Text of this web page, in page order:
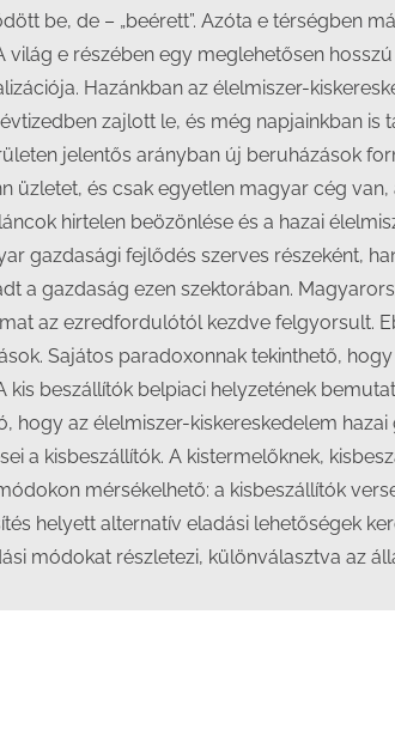
be, de – „beérett”. Azóta e térségben
e részében egy meglehetősen
Hazánkban az élelmiszer-
zajlott le, és még napjainkban is
jelentős arányban új beruházások
üzletet, és csak egyetlen magyar cég
hirtelen beözönlése és a hazai
gazdasági fejlődés szerves részeként,
a gazdaság ezen szektorában.
az ezredfordulótól kezdve felgyorsult.
Sajátos paradoxonnak tekinthető,
beszállítók belpiaci helyzetének
hogy az élelmiszer-kiskereskedelem
a kisbeszállítók. A kistermelőknek,
mérsékelhető: a kisbeszállítók
helyett alternatív eladási lehetőségek
módokat részletezi, különválasztva az